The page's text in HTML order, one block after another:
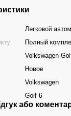
Легковой
Полный
Volkswagen
Новое
Volkswagen
Golf 6
або